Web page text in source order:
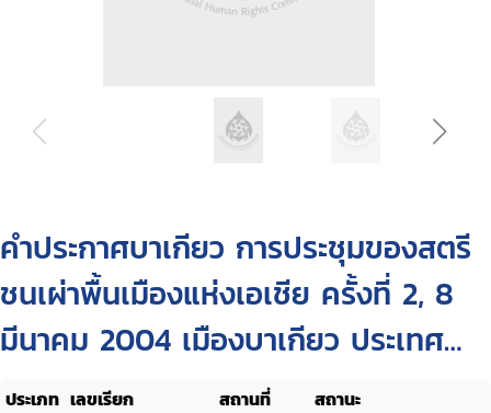
คำประกาศบาเกียว การประชุมของสตรี
ชนเผ่าพื้นเมืองแห่งเอเชีย ครั้งที่ 2, 8
มีนาคม 2004 เมืองบาเกียว ประเทศ
ฟิลิปปินส์
ประเภท เลขเรียก สถานที่
สถานะ